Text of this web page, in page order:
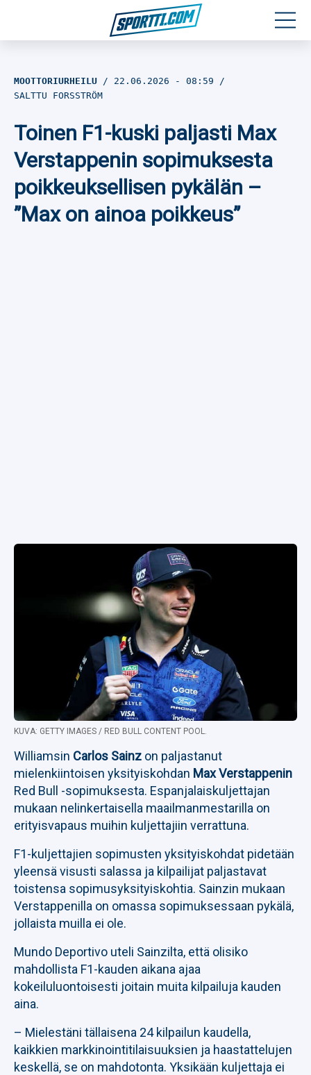
Jalkapallo
Yleisurheilu
Talviurheilu
MOOTTORIURHEILU 22.06.2026 - 08:59
SALTTU FORSSTRÖM
Toinen F1-kuski paljasti Max
Verstappenin sopimuksesta
poikkeuksellisen pykälän –
”Max on ainoa poikkeus”
KUVA: GETTY IMAGES / RED BULL CONTENT POOL.
Williamsin Carlos Sainz on paljastanut
mielenkiintoisen yksityiskohdan Max Verstappenin
Red Bull -sopimuksesta. Espanjalaiskuljettajan
mukaan nelinkertaisella maailmanmestarilla on
erityisvapaus muihin kuljettajiin verrattuna.
F1-kuljettajien sopimusten yksityiskohdat pidetään
yleensä visusti salassa ja kilpailijat paljastavat
toistensa sopimusyksityiskohtia. Sainzin mukaan
Verstappenilla on omassa sopimuksessaan pykälä,
jollaista muilla ei ole.
Mundo Deportivo uteli Sainzilta, että olisiko
mahdollista F1-kauden aikana ajaa
kokeiluluontoisesti joitain muita kilpailuja kauden
aina.
– Mielestäni tällaisena 24 kilpailun kaudella,
kaikkien markkinointitilaisuuksien ja haastattelujen
keskellä, se on mahdotonta. Yksikään kuljettaja ei